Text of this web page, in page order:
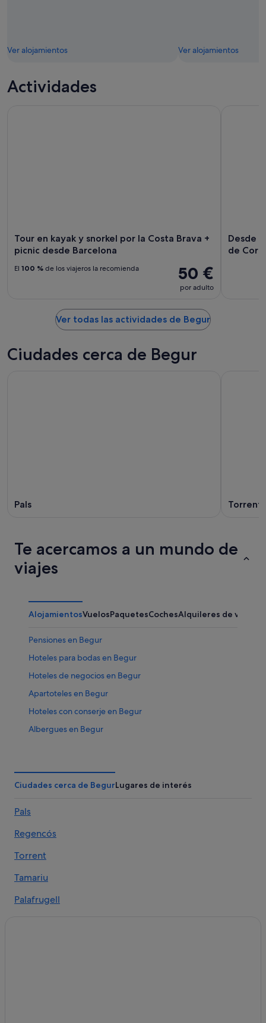
Ver alojamientos Ver alojamientos
Actividades
Tour en kayak y snorkel por la Costa Brava +
picnic desde Barcelona
50 €
por adulto
El 100 % de los viajeros la recomienda
Desde
de
Ver todas las actividades de Begur
Ciudades cerca de Begur
Pals Torrent
Te acercamos a un mundo de
viajes
AlojamientosVuelosPaquetesCochesAlquileres de
Pensiones en Begur
Hoteles para bodas en Begur
Hoteles de negocios en Begur
Apartoteles en Begur
Hoteles con conserje en Begur
Albergues en Begur
Tiendas de safari en Begur
Casas de campo en Begur
Hoteles con todo incluido en Begur
Campings de caravanas en Sa Tuna
Hoteles con restaurante en Begur
Ciudades cerca de BegurLugares de interés
Pals
Regencós
Torrent
Tamariu
Palafrugell